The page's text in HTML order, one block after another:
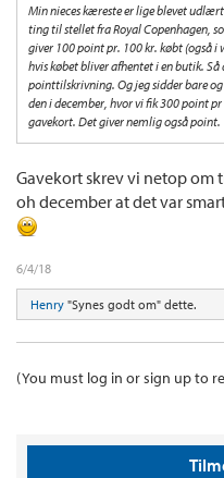
Min nieces kæreste er lige blevet
ting til stellet fra Royal Copenhagen,
giver 100 point pr. 100 kr. købt (også i
hvis købet bliver afhentet i en butik.
pointtilskrivning. Og jeg sidder bare
den i december, hvor vi fik 300 point
gavekort. Det giver nemlig også point.
Gavekort skrev vi netop
oh december at det var
6/4/18
Henry "Synes godt om" dette.
(You must log in or sign up to